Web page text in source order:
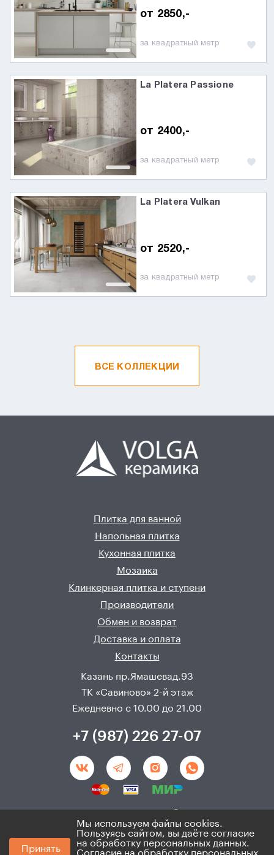
от 2850,-
за квадратный метр
La Platera Passione
от 2400,-
за квадратный метр
La Platera Vulkan
от 2520,-
за квадратный метр
ВСЕ КОЛЛЕКЦИИ
Плитка для ванной
Напольная плитка
Кухонная плитка
Мозаика
Клинкерная плитка и ступени
Производители
Обмен и возврат
Доставка и оплата
Контакты
Казань пр.Ямашевад.93
ТК «Савиново» 2-й этаж
Ежедневно с 10.00 до 21.00
+7 (987) 226 27-07
© 2008 - 2026. ИП Хадыев Р.И.(ИНН 166010471459). Не
является публичной офертой.
Принять
Мы используем файлы cookies.
Пользуясь сайтом, вы даёте согласие
на обработку персональных данных.